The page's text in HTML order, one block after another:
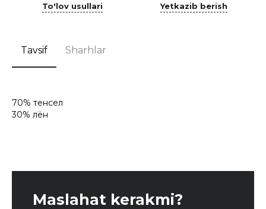
To'lov usullari Yetkazib berish
Tavsif Sharhlar
70% тенсел
30% лён
Maslahat kerakmi?